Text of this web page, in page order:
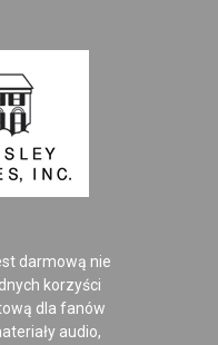
darmową nie
korzyści
dla fanów
audio,